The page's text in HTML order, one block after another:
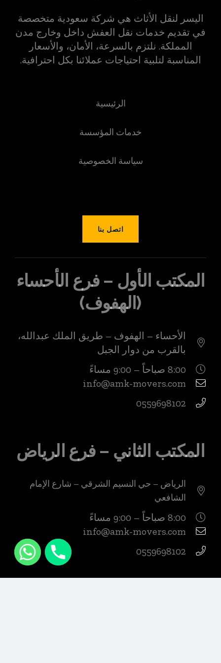
اليسر لنقل الأثاث هي شركة سعودية متخصصة
في تقديم خدمات نقل العفش داخل وخارج مدن
المملكة. نلتزم بالسرعة، الأمان، والأسعار
المناسبة لتلبية احتياجات عملائنا بكل احترافية.
الرئيسية
خدمات المؤسسة
سياسة الخصوصية
اتصل بنا
المكتب الأول – فرع الأحساء
(الهفوف)
الأحساء – الهفوف – طريق الملك عبدالله،
بالقرب من دوار الجبل
8:00 صباحاً – 9:00 مساءً
info@amk-movers.com
0559698102
المكتب الثاني – فرع الرياض
الرياض – حي النسيم الشرقي – شارع الإمام
الشافعي
8:00 صباحاً – 9:00 مساءً
info@amk-movers.com
0559698102